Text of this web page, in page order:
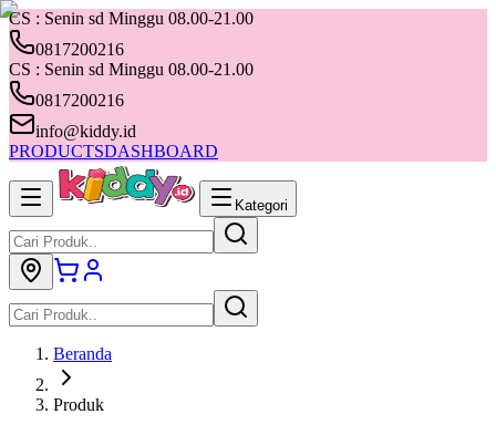
CS : Senin sd Minggu 08.00-21.00
0817200216
CS : Senin sd Minggu 08.00-21.00
0817200216
info@kiddy.id
PRODUCTSDASHBOARD
Kategori
Beranda
Produk